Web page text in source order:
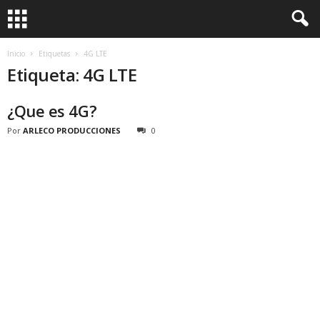
Inicio Etiquetas 4G LTE
Etiqueta: 4G LTE
¿Que es 4G?
Por ARLECO PRODUCCIONES 0